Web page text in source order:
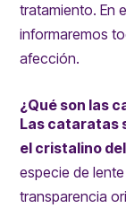
tratamiento. En
informaremos
afección.
¿Qué son las
Las cataratas
el cristalino
especie de
transparencia